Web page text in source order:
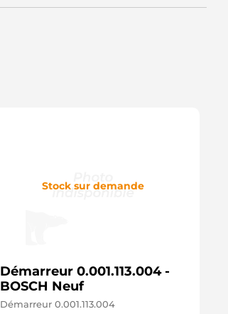
Stock sur demande
Démarreur 0.001.113.004 -
BOSCH Neuf
Démarreur 0.001.113.004